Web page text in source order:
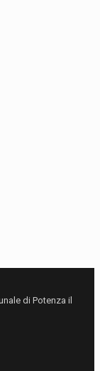
di Potenza il